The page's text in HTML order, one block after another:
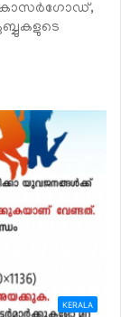
കാസർഗോഡ്,
KERALA